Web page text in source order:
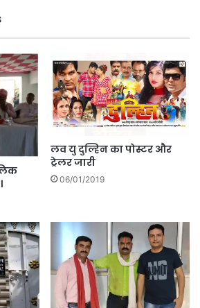
लव यु दुल्हिन का पोस्टर और
ट्रेलर जारी
06/01/2019